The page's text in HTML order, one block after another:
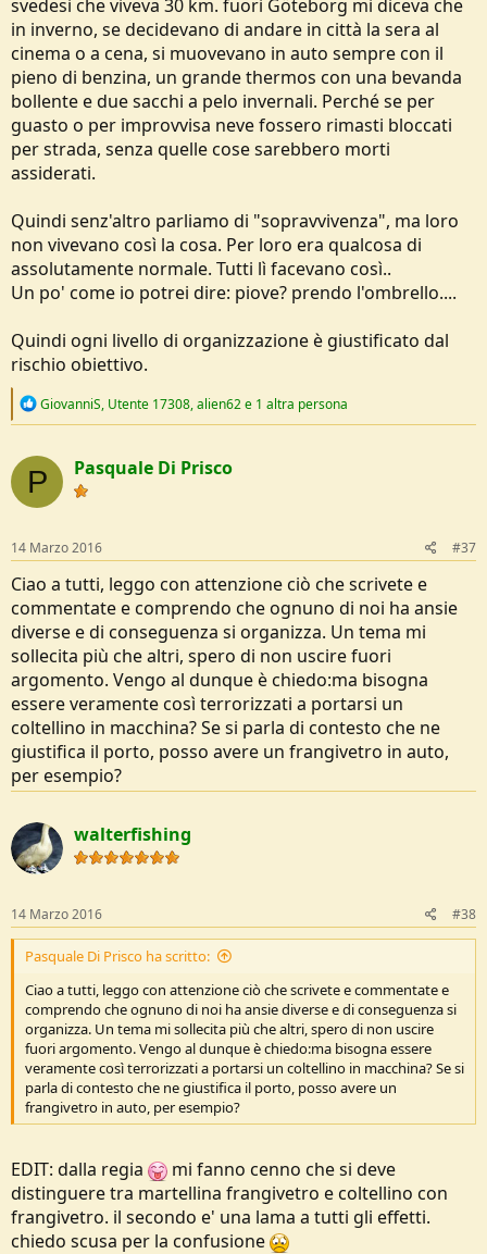
svedesi che viveva 30 km. fuori Göteborg mi diceva che
in inverno, se decidevano di andare in città la sera al
cinema o a cena, si muovevano in auto sempre con il
pieno di benzina, un grande thermos con una bevanda
bollente e due sacchi a pelo invernali. Perché se per
guasto o per improvvisa neve fossero rimasti bloccati
per strada, senza quelle cose sarebbero morti
assiderati.
Quindi senz'altro parliamo di "sopravvivenza", ma loro
non vivevano così la cosa. Per loro era qualcosa di
assolutamente normale. Tutti lì facevano così..
Un po' come io potrei dire: piove? prendo l'ombrello....
Quindi ogni livello di organizzazione è giustificato dal
rischio obiettivo.
R
c
t
i
o
s
:
GiovanniS, Utente 17308,alien62e 1 altra persona
P Pasquale Di Prisco
14 Marzo 2016 #37
Ciao a tutti, leggo con attenzione ciò che scrivete e
commentate e comprendo che ognuno di noi ha ansie
diverse e di conseguenza si organizza. Un tema mi
sollecita più che altri, spero di non uscire fuori
argomento. Vengo al dunque è chiedo:ma bisogna
essere veramente così terrorizzati a portarsi un
coltellino in macchina? Se si parla di contesto che ne
giustifica il porto, posso avere un frangivetro in auto,
per esempio?
walterfishing
14 Marzo 2016 #38
Pasquale Di Prisco ha scritto:
Ciao a tutti, leggo con attenzione ciò che scrivete e commentate e
comprendo che ognuno di noi ha ansie diverse e di conseguenza si
organizza. Un tema mi sollecita più che altri, spero di non uscire
fuori argomento. Vengo al dunque è chiedo:ma bisogna essere
veramente così terrorizzati a portarsi un coltellino in macchina? Se si
parla di contesto che ne giustifica il porto, posso avere un
frangivetro in auto, per esempio?
EDIT: dalla regia
mi fanno cenno che si deve
distinguere tra martellina frangivetro e coltellino con
frangivetro. il secondo e' una lama a tutti gli effetti.
chiedo scusa per la confusione